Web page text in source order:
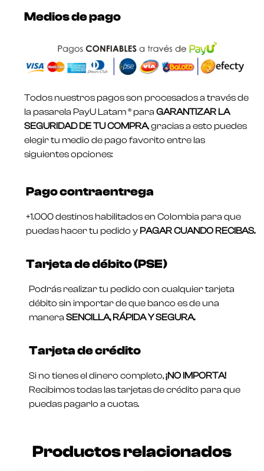
Medios de pago
Todos nuestros pagos son procesados a través de
la pasarela PayU Latam ® para GARANTIZAR LA
SEGURIDAD DE TU COMPRA, gracias a esto puedes
elegir tu medio de pago favorito entre las
siguientes opciones:
Pago contraentrega
+1.000 destinos habilitados en Colombia para que
puedas hacer tu pedido y PAGAR CUANDO RECIBAS.
Tarjeta de débito (PSE)
Podrás realizar tu pedido con cualquier tarjeta
débito sin importar de que banco es de una
manera SENCILLA, RÁPIDA Y SEGURA.
Tarjeta de crédito
Si no tienes el dinero completo,¡NO IMPORTA!
Recibimos todas las tarjetas de crédito para que
puedas pagarlo a cuotas.
Productos relacionados